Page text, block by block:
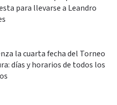
para llevarse a Leandro
la cuarta fecha del Torneo
días y horarios de todos los